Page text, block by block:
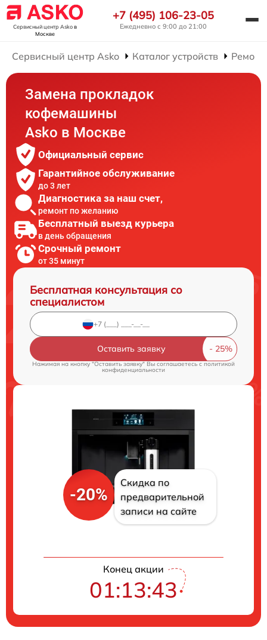
Сервисный центр Askoв
Москве
+7 (495) 106-23-05
Ежедневно с 9:00 до 21:00
Сервисный центр Asko Каталог устройств
Замена прокладок
кофемашины
Asko в Москве
Официальный сервис
Гарантийное обслуживание
до 3 лет
Диагностика за наш счет,
ремонт по желанию
Бесплатный выезд курьера
в день обращения
Срочный ремонт
от 35 минут
Бесплатная консультация со
специалистом
Оставить заявку
Нажимая на кнопку "Оставить заявку" Вы соглашаетесь cполитикой
конфиденциальности
-20%
Скидка по
предварительной
записи на сайте
Конец акции
01:13:43